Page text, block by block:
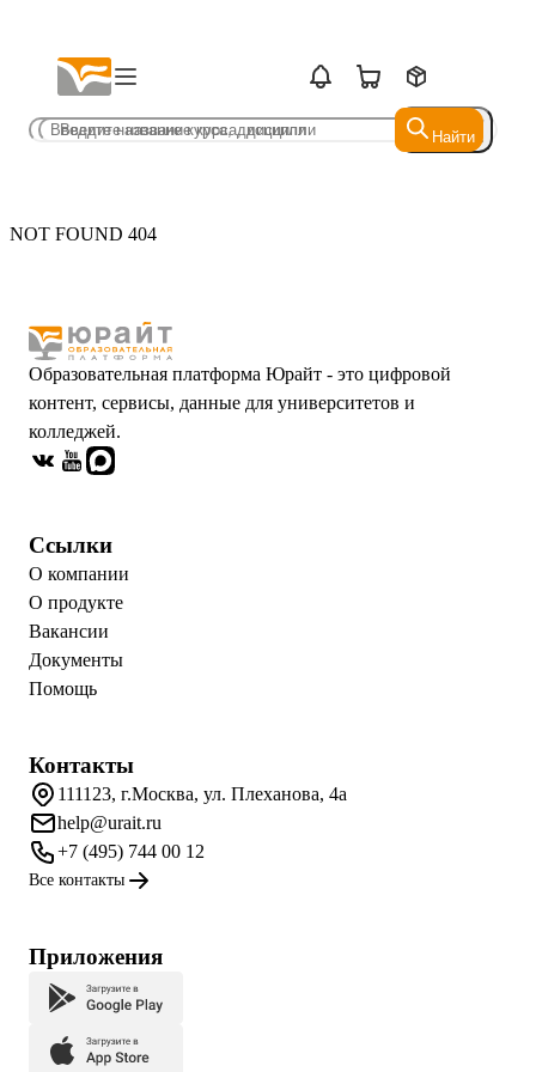
Найти
Найти
NOT FOUND 404
Образовательная платформа Юрайт - это цифровой
контент, сервисы, данные для университетов и
колледжей.
Ссылки
О компании
О продукте
Вакансии
Документы
Помощь
Контакты
111123, г.Москва, ул. Плеханова, 4а
help@urait.ru
+7 (495) 744 00 12
Все контакты
Приложения